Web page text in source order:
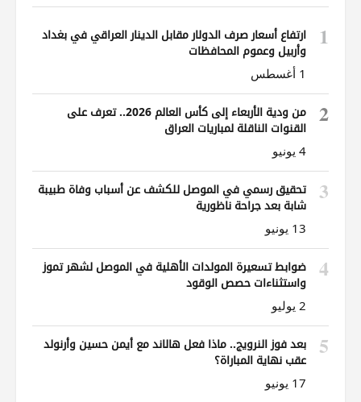
1
ارتفاع أسعار صرف الدولار مقابل الدينار العراقي في بغداد
وأربيل وعموم المحافظات
1 أغسطس
2
من ودية الأربعاء إلى كأس العالم 2026.. تعرف على
القنوات الناقلة لمباريات العراق
4 يونيو
3
تحقيق رسمي في الموصل للكشف عن أسباب وفاة طبيبة
شابة بعد جراحة ناظورية
13 يونيو
4
ضوابط تسعيرة المولدات الأهلية في الموصل لشهر تموز
واستثناءات حصص الوقود
2 يوليو
5
بعد فوز النرويج.. ماذا فعل هالاند مع أيمن حسين وأرنولد
عقب نهاية المباراة؟
17 يونيو